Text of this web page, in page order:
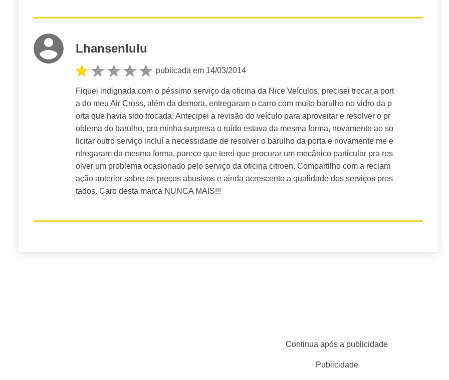
Lhansenlulu
publicada em 14/03/2014
Fiquei indignada com o péssimo serviço da oficina da Nice Veículos, precisei trocar a port
a do meu Air Cross, além da demora, entregaram o carro com muito barulho no vidro da p
orta que havia sido trocada. Antecipei a revisão do veículo para aproveitar e resolver o pr
oblema do barulho, pra minha surpresa o ruído estava da mesma forma, novamente ao so
licitar outro serviço incluí a necessidade de resolver o barulho da porta e novamente me e
ntregaram da mesma forma, parece que terei que procurar um mecânico particular pra res
olver um problema ocasionado pelo serviço da oficina citroen. Compartilho com a reclam
ação anterior sobre os preços abusivos e ainda acrescento a qualidade dos serviços pres
tados. Caro desta marca NUNCA MAIS!!!
Continua após a publicidade
Publicidade